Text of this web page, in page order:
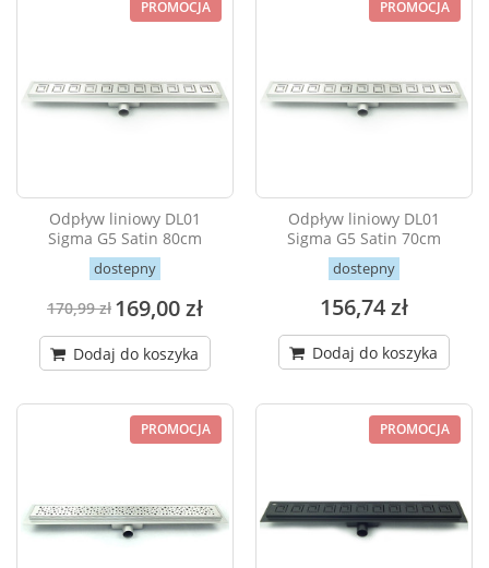
PROMOCJA
Odpływ liniowy DL01
Sigma G5 Satin 80cm
dostepny
170,99 zł 169,00 zł
Dodaj do koszyka
PROMOCJA
Odpływ liniowy DL01
Sigma G5 Satin 70cm
dostepny
156,74 zł
Dodaj do koszyka
PROMOCJA PROMOCJA